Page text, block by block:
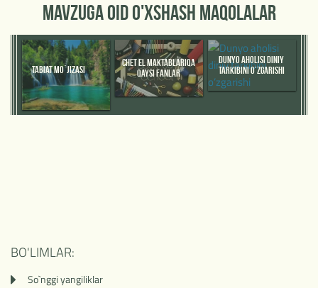
MAVZUGA OID O'XSHASH MAQOLALAR
TABIAT MO`JIZASI
CHET EL MAKTABLARIQA
QAYSI FANLAR
O'QITILADI?
DUNYO AHOLISI DINIY
TARKIBINI O’ZGARISHI
BO'LIMLAR:
So`nggi yangiliklar